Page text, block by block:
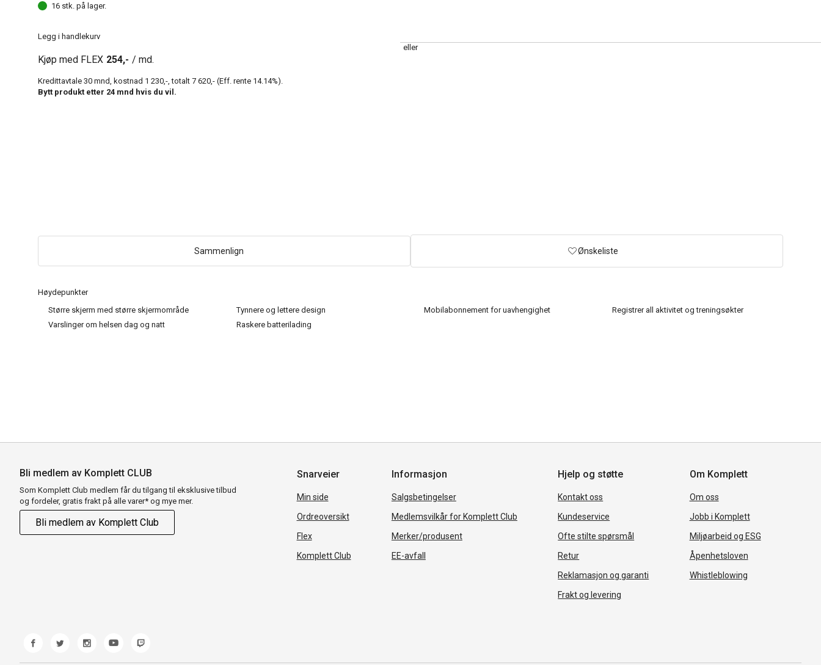
Høydepunkter
Større skjerm med større skjermområde
Tynnere og lettere design Mobilabonnement for uavhengighet
Registrer all aktivitet og treningsøkter
Varslinger om helsen dag og natt
Raskere batterilading
16 stk. på lager.
Legg i handlekurv
eller
Kjøp med FLEX 254,- / md.
Kredittavtale 30 mnd, kostnad 1 230,- , totalt 7 620,- (Eff. rente 14.14%).
Bytt produkt etter 24 mnd hvis du vil.
Sammenlign Ønskeliste
Bli medlem av Komplett CLUB
Som Komplett Club medlem får du tilgang til eksklusive tilbud
og fordeler, gratis frakt på alle varer* og mye mer.
Bli medlem av Komplett Club
Snarveier
Min side
Ordreoversikt
Flex
Komplett Club
Informasjon
Salgsbetingelser
Medlemsvilkår for Komplett Club
Merker/produsent
EE-avfall
Hjelp og støtte
Kontakt oss
Kundeservice
Ofte stilte spørsmål
Retur
Reklamasjon og garanti
Frakt og levering
Om Komplett
Om oss
Jobb i Komplett
Miljøarbeid og ESG
Åpenhetsloven
Whistleblowing